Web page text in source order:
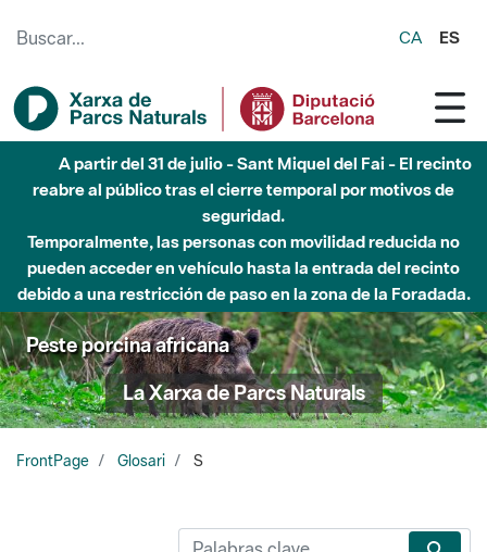
CA ES
A partir del 31 de julio - Sant Miquel del Fai - El recinto
reabre al público tras el cierre temporal por motivos de
seguridad.
Temporalmente, las personas con movilidad reducida no
pueden acceder en vehículo hasta la entrada del recinto
debido a una restricción de paso en la zona de la Foradada.
Peste porcina africana
La Xarxa de Parcs Naturals
FrontPage Glosari S